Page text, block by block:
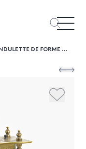
JAPON - XIXE SIÈCLEPENDULETTE DE FORME HEXAGONALE EN BRONZE IMITANT UN BRASERO. RICHE DÉCOR GRAVÉ DE RINCEAUX. AVEC SA CLÉ.H.8,5 × Ø...